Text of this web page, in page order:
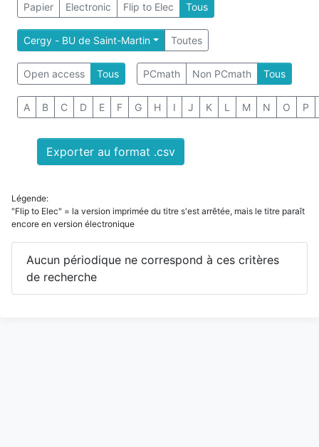
Papier Electronic Flip to Elec Tous
Cergy - BU de Saint-Martin Toutes
Open access Tous PCmath Non PCmath Tous
A B C D E F G H I J K L M N O P
Exporter au format .csv
Légende:
"Flip to Elec" = la version imprimée du titre s'est arrêtée, mais le titre paraît
encore en version électronique
Aucun périodique ne correspond à ces critères
de recherche